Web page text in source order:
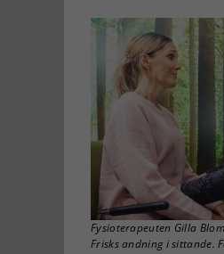
Fysioterapeuten Gilla
Frisks andning i sittande.